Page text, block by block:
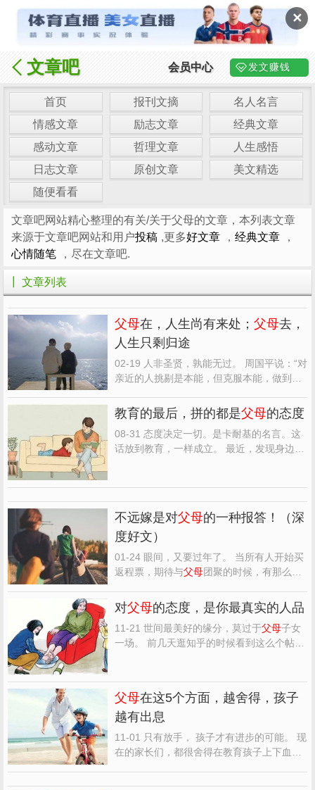
✕
文章吧 会员中心 发文赚钱
首页 报刊文摘
名人名言
情感文章
励志文章
经典文章
感动文章
哲理文章
人生感悟
日志文章
原创文章
美文精选
随便看看
文章吧网站精心整理的有关/关于父母的文章，本列表文章
来源于文章吧网站和用户投稿 ,更多好文章 ， 经典文章
，
心情随笔
，尽在文章吧.
┃ 文章列表
父母在，人生尚有来处； 父母去，
人生只剩归途
02-19 人非圣贤，孰能无过。 周国平说：“对
亲近的人挑剔是本能，但克服本能，做到对
们最亲近的人，他们渐渐老去，成为弱的那
一方，我们占据强者优势。 在对待 父母的态
度里，往往藏着我们最真实的人品，决定了
我们的一生。...
教育的最后，拼的都是父母的态度
08-31 态度决定一切。是卡耐基的名言。这
话放到教育，一样成立。 最近，发现身边有
他们的学历没有一分...
不远嫁是对父母的一种报答！（深
度好文）
01-24 眼间，又要过年了。 当所有人开始买
返程票，期待与父母团聚的时候，有那么一
就是远嫁的女人。 最近抖音上有个关于“远
嫁的你，今年过年回家吗”的话题突然火了。
有个视频里，一个嫁到外地他乡的女人，夜
晚独自坐在公...
对父母的态度，是你最真实的人品
11-21 世间最美好的缘分，莫过于父母子女
一场。 前几天逛知乎的时候看到这么个帖
经济条件不太好，养老看病都需要花很多
钱。 而题主觉得，...
父母在这5个方面，越舍得，孩子
越有出息
11-01 只有放手， 孩子才有进步的可能。 现
在的家长们，都很舍得在教育孩子上下血